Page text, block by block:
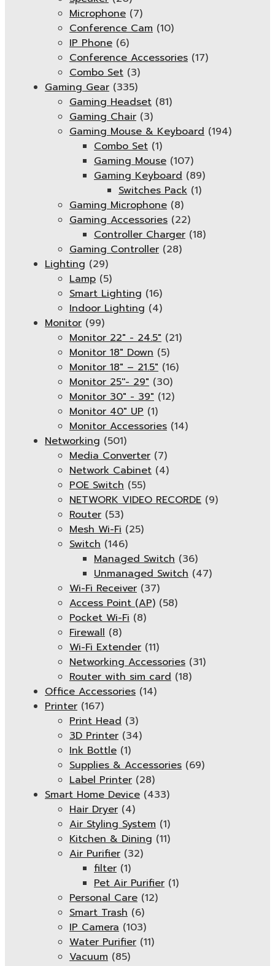
Microphone (7)
Conference Cam (10)
IP Phone (6)
Conference Accessories (17)
Combo Set (3)
Gaming Gear (335)
Gaming Headset (81)
Gaming Chair (3)
Gaming Mouse & Keyboard (194)
Combo Set (1)
Gaming Mouse (107)
Gaming Keyboard (89)
Switches Pack (1)
Gaming Microphone (8)
Gaming Accessories (22)
Controller Charger (18)
Gaming Controller (28)
Lighting (29)
Lamp (5)
Smart Lighting (16)
Indoor Lighting (4)
Monitor (99)
Monitor 22" - 24.5" (21)
Monitor 18" Down (5)
Monitor 18″ – 21.5″ (16)
Monitor 25''- 29" (30)
Monitor 30" - 39" (12)
Monitor 40" UP (1)
Monitor Accessories (14)
Networking (501)
Media Converter (7)
Network Cabinet (4)
POE Switch (55)
NETWORK VIDEO RECORDE (9)
Router (53)
Mesh Wi-Fi (25)
Switch (146)
Managed Switch (36)
Unmanaged Switch (47)
Wi-Fi Receiver (37)
Access Point (AP) (58)
Pocket Wi-Fi (8)
Firewall (8)
Wi-Fi Extender (11)
Networking Accessories (31)
Router with sim card (18)
Office Accessories (14)
Printer (167)
Print Head (3)
3D Printer (34)
Ink Bottle (1)
Supplies & Accessories (69)
Label Printer (28)
Smart Home Device (433)
Hair Dryer (4)
Air Styling System (1)
Kitchen & Dining (11)
Air Purifier (32)
filter (1)
Pet Air Purifier (1)
Personal Care (12)
Smart Trash (6)
IP Camera (103)
Water Purifier (11)
Vacuum (85)